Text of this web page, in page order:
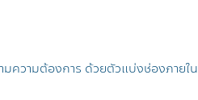
ความต้องการ ด้วยตัวแบ่งช่องภายใน